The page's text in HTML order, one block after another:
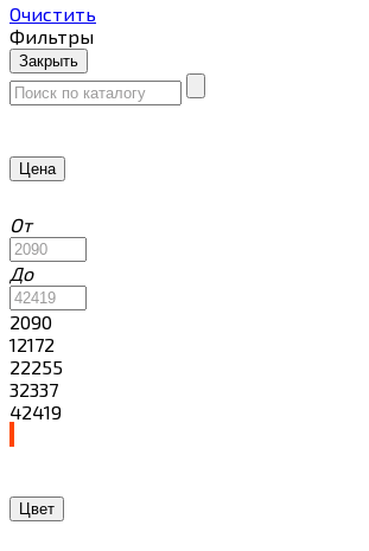
Очистить
Фильтры
Закрыть
Цена
От
До
2090
12172
22255
32337
42419
Цвет